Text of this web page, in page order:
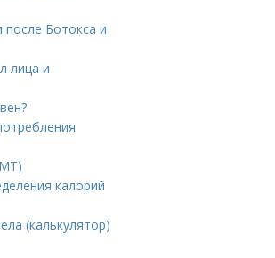
после Ботокса и
лица и
калорий
(калькулятор)